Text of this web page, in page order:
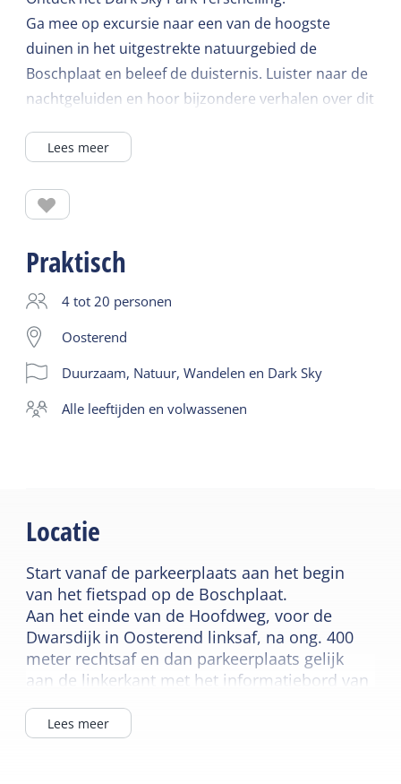
Ga mee op excursie naar een van de hoogste
duinen in het uitgestrekte natuurgebied de
Boschplaat en beleef de duisternis. Luister naar de
nachtgeluiden en hoor bijzondere verhalen over dit
voor een 1,5 uur durende wandeling met de gids.
de Melkweg. Uniek!
Tijdens de zomermaanden zijn de nachten kort en
wordt het niet volledig donker. Je ervaart in deze
periode het invallen van de donkerte samen met de
gids.
Lees meer
Praktisch
4 tot 20 personen
Oosterend
Duurzaam, Natuur, Wandelen en Dark Sky
alle leeftijden en volwassenen
Locatie
Start vanaf de parkeerplaats aan het begin
van het fietspad op de Boschplaat.
Aan het einde van de Hoofdweg, voor de
Dwarsdijk in Oosterend linksaf, na ong. 400
meter rechtsaf en dan parkeerplaats gelijk
aan de linkerkant met het informatiebord van
Lees meer